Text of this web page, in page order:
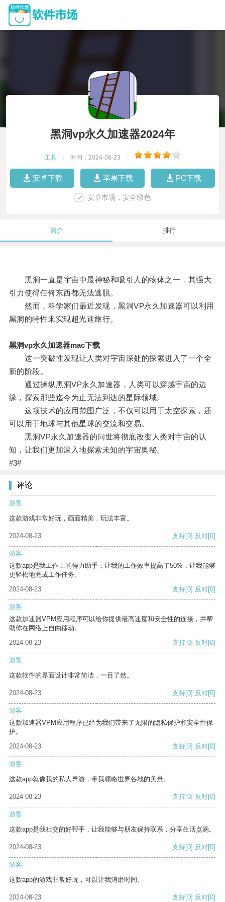
黑洞vp永久加速器2024年
工具 时间：2024-08-23
安卓下载 苹果下载 PC下载
安卓市场，安全绿色
简介 排行
黑洞一直是宇宙中最神秘和吸引人的物体之一，其强大
引力使得任何东西都无法逃脱。
然而，科学家们最近发现，黑洞VP永久加速器可以利用
黑洞的特性来实现超光速旅行。
黑洞vp永久加速器mac下载
这一突破性发现让人类对宇宙深处的探索进入了一个全
新的阶段。
通过操纵黑洞VP永久加速器，人类可以穿越宇宙的边
缘，探索那些迄今为止无法到达的星际领域。
这项技术的应用范围广泛，不仅可以用于太空探索，还
可以用于地球与其他星球的交流和交易。
黑洞VP永久加速器的问世将彻底改变人类对宇宙的认
知，让我们更加深入地探索未知的宇宙奥秘。
#3#
评论
游客
这款游戏非常好玩，画面精美，玩法丰富。
2024-08-23 支持[0] 反对[0]
游客
这款app是我工作上的得力助手，让我的工作效率提高了50%，让我能够
更轻松地完成工作任务。
2024-08-23
支持[0] 反对[0]
游客
这款加速器VPM应用程序可以给你提供最高速度和安全性的连接，并帮
助你在网络上自由移动。
2024-08-23
支持[0] 反对[0]
游客
这款软件的界面设计非常简洁，一目了然。
2024-08-23 支持[0] 反对[0]
游客
这款加速器VPM应用程序已经为我们带来了无限的隐私保护和安全性保
护。
2024-08-23
支持[0] 反对[0]
游客
这款app就像我的私人导游，带我领略世界各地的美景。
2024-08-23 支持[0] 反对[0]
游客
这款app是我社交的好帮手，让我能够与朋友保持联系，分享生活点滴。
2024-08-23 支持[0] 反对[0]
游客
这款app的游戏非常好玩，可以让我消磨时间。
2024-08-23 支持[0] 反对[0]